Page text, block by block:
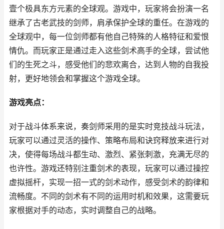
壹个极具东方元素的全球观。游戏中，玩家将会扮演一名
继承了古老武技的剑师，肩承保护全球的重任。在游戏的
全球观中，每一位剑师都有他自己特殊的人格特征和爱恨
情仇。而玩家正是通过走入这些剑术高手的全球，尝试他
们的生死之斗，感受他们的悲欢离合，达到人物的自我投
射，更好地领会和掌握这个游戏全球。
游戏亮点：
对于战斗体系来说，奏剑师采用的是实时竞技战斗玩法，
玩家可以通过灵活的操作、策略布局和诀窍释放来进行对
决，使得每场战斗都生动、激烈、紧张刺激，充满无尽的
也许性。游戏还特别注重剑术的表现，玩家可以通过操控
虚拟摇杆，实现一招一式的剑术动作，感受剑术的韵律和
流畅度。不同的剑术有不同的运用时机和效果，这需要玩
家根据对手的动态，实时调整自己的战略。